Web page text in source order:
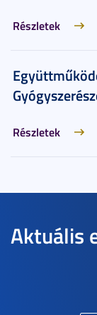
Részletek
Részletek
Aktuális